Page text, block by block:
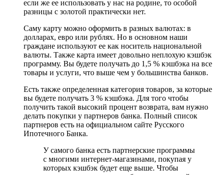
если же ее использовать у нас на родине, то особой
разницы с золотой практически нет.
Саму карту можно оформить в разных валютах: в
долларах, евро или рублях. Но в основном наши
граждане используют ее как носитель национальной
валюты. Также карта имеет довольно неплохую кэшбэк
программу. Вы будете получать до 1,5 % кэшбэка на все
товары и услуги, что выше чем у большинства банков.
Есть также определенная категория товаров, за которые
вы будете получать 3 % кэшбэка. Для того чтобы
получить такой высокий процент возврата, вам нужно
делать покупки у партнеров банка. Полный список
партнеров есть на официальном сайте Русского
Ипотечного Банка.
У самого банка есть партнерские программы
с многими интернет-магазинами, покупая у
которых кэшбэк будет еще выше. Чтобы